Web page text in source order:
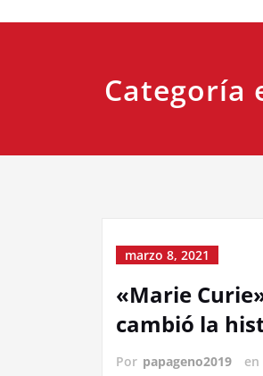
Categoría
marzo 8, 2021
«Marie
cambió la
Por papageno2019 en